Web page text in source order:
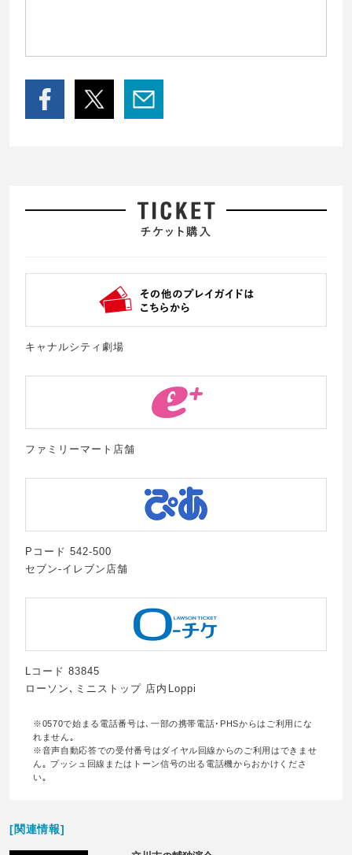
キャナルシティ劇場
ファミリーマート店舗
Pコード 542-500
セブン-イレブン店舗
Lコード 83845
ローソン､ミニストップ 店内Loppi
※0570で始まる電話番号は､一部の携帯電話･PHSからはご利用にな
れません｡
※音声自動応答での受付番号はダイヤル回線からのご利用はできませ
ん｡ プッシュ回線またはトーン信号の出る電話機からおかけくださ
い｡
[関連情報]